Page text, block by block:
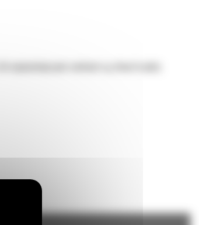
najważniejszymi cechami są otwarte płyty